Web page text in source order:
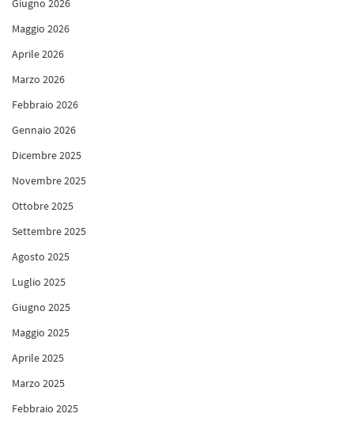
Giugno 2026
Maggio 2026
Aprile 2026
Marzo 2026
Febbraio 2026
Gennaio 2026
Dicembre 2025
Novembre 2025
Ottobre 2025
Settembre 2025
Agosto 2025
Luglio 2025
Giugno 2025
Maggio 2025
Aprile 2025
Marzo 2025
Febbraio 2025